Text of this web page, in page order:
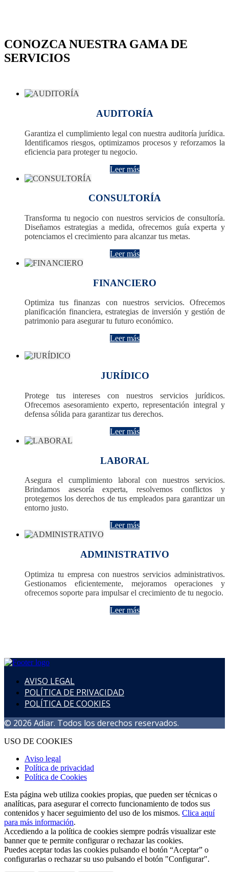
CONOZCA NUESTRA GAMA DE
SERVICIOS
AUDITORÍA
Garantiza el cumplimiento legal con nuestra auditoría jurídica.
Identificamos riesgos, optimizamos procesos y reforzamos la
eficiencia para proteger tu negocio.
Leer más
CONSULTORÍA
Transforma tu negocio con nuestros servicios de consultoría.
Diseñamos estrategias a medida, ofrecemos guía experta y
potenciamos el crecimiento para alcanzar tus metas.
Leer más
FINANCIERO
Optimiza tus finanzas con nuestros servicios. Ofrecemos
planificación financiera, estrategias de inversión y gestión de
patrimonio para asegurar tu futuro económico.
Leer más
JURÍDICO
Protege tus intereses con nuestros servicios jurídicos.
Ofrecemos asesoramiento experto, representación integral y
defensa sólida para garantizar tus derechos.
Leer más
LABORAL
Asegura el cumplimiento laboral con nuestros servicios.
Brindamos asesoría experta, resolvemos conflictos y
protegemos los derechos de tus empleados para garantizar un
entorno justo.
Leer más
ADMINISTRATIVO
Optimiza tu empresa con nuestros servicios administrativos.
Gestionamos eficientemente, mejoramos operaciones y
ofrecemos soporte para impulsar el crecimiento de tu negocio.
Leer más
AVISO LEGAL
POLÍTICA DE PRIVACIDAD
POLÍTICA DE COOKIES
© 2026 Adiar. Todos los derechos reservados.
USO DE COOKIES
Aviso legal
Política de privacidad
Política de Cookies
Esta página web utiliza cookies propias, que pueden ser técnicas o
analíticas, para asegurar el correcto funcionamiento de todos sus
contenidos y hacer seguimiento del uso de los mismos. Clica aquí
para más información.
Accediendo a la política de cookies siempre podrás visualizar este
banner que te permite configurar o rechazar las cookies.
Puedes aceptar todas las cookies pulsando el botón “Aceptar” o
configurarlas o rechazar su uso pulsando el botón "Configurar".